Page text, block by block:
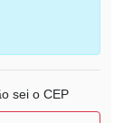
sei o CEP